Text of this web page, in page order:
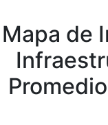
Mapa de